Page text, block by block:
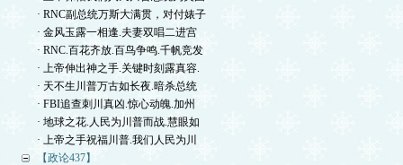
· RNC副总统万斯大满贯，对付婊子
· 金风玉露一相逢.夫妻双唱二进宫
· RNC.百花齐放.百鸟争鸣.千帆竞发
· 上帝伸出神之手.关键时刻露真容.
· 天不生川普万古如长夜.暗杀总统
· FBI追查刺川真凶.惊心动魄.加州
· 地球之花.人民为川普而战.慧眼如
· 上帝之手祝福川普.我们人民为川
【政论437】